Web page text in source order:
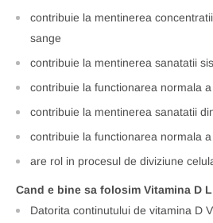
contribuie la mentinerea
sange
contribuie la mentinerea sanatatii
contribuie la functionarea normala
contribuie la mentinerea sanatatii
contribuie la functionarea normala
are rol in procesul de diviziune
Cand e bine sa folosim Vitamina D
Datorita continutului de vitamina D